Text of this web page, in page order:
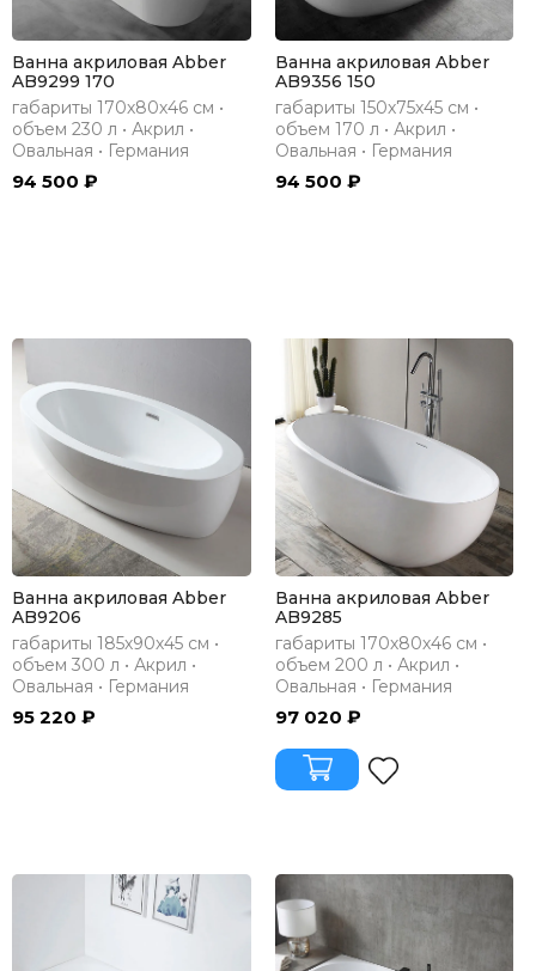
Ванна акриловая Abber
AB9299 170
габариты 170х80х46 см •
объем 230 л • Акрил •
Овальная • Германия
94 500 ₽
Ванна акриловая Abber
AB9356 150
габариты 150х75х45 см •
объем 170 л • Акрил •
Овальная • Германия
94 500 ₽
Ванна акриловая Abber
AB9206
габариты 185х90х45 см •
объем 300 л • Акрил •
Овальная • Германия
95 220 ₽
Ванна акриловая Abber
AB9285
габариты 170х80х46 см •
объем 200 л • Акрил •
Овальная • Германия
97 020 ₽